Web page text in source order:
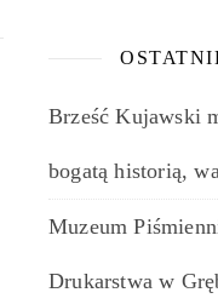
Brześć Kujawski
bogatą historią,
Muzeum
Drukarstwa w